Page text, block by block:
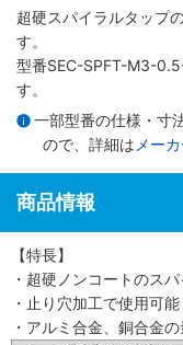
超硬スパイラルタップ
す。
型番SEC-SPFT-M3-
す。
一部型番の仕様・寸
ので、詳細は メー
商品情報
【特長】
・超硬ノンコートのス
・止り穴加工で使用可能
・アルミ合金、銅合金